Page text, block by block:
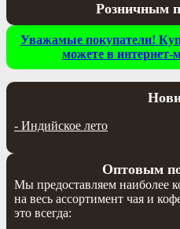
Розничным
Уважамые покупатели!
можете в интернет-
- Индийское лето
Оптовым
Мы предоставляем наиболее
на весь ассортимент чая и
это всегда: